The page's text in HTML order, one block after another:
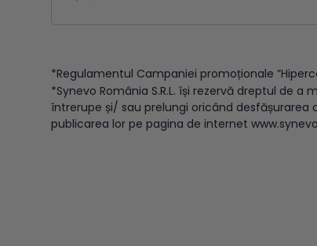
*Regulamentul Campaniei promoționale
*Synevo România S.R.L. își rezervă dreptul de
întrerupe și/ sau prelungi oricând
publicarea lor pe pagina de internet